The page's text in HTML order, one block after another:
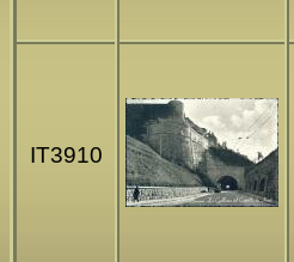
IT3910